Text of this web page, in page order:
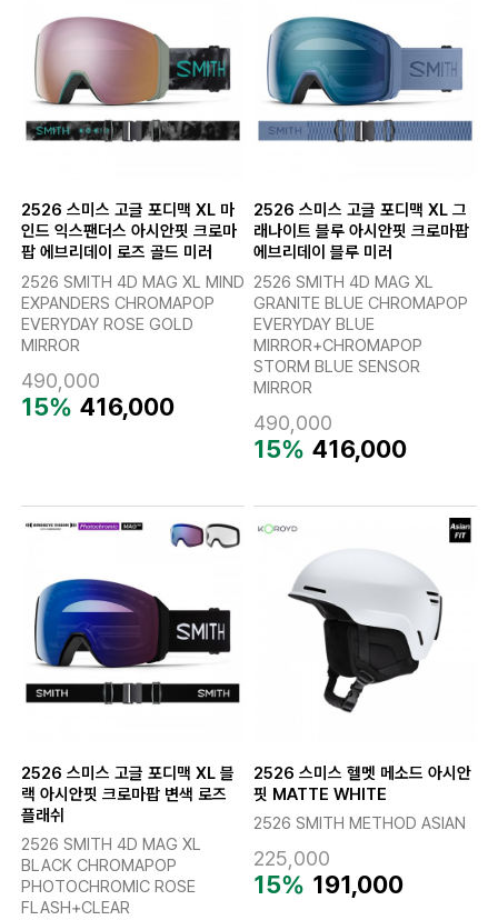
2526 스미스 고글 포디맥 XL 마
인드 익스팬더스 아시안핏 크로마
팝 에브리데이 로즈 골드 미러
2526 SMITH 4D MAG XL MIND
EXPANDERS CHROMAPOP
EVERYDAY ROSE GOLD
MIRROR
490,000
15% 416,000
2526 스미스 고글 포디맥 XL 그
래나이트 블루 아시안핏 크로마팝
에브리데이 블루 미러
2526 SMITH 4D MAG XL
GRANITE BLUE CHROMAPOP
EVERYDAY BLUE
MIRROR+CHROMAPOP
STORM BLUE SENSOR
MIRROR
490,000
15% 416,000
2526 스미스 고글 포디맥 XL 블
랙 아시안핏 크로마팝 변색 로즈
플래쉬
2526 SMITH 4D MAG XL
BLACK CHROMAPOP
PHOTOCHROMIC ROSE
FLASH+CLEAR
2526 스미스 헬멧 메소드 아시안
핏 MATTE WHITE
2526 SMITH METHOD ASIAN
225,000
15% 191,000